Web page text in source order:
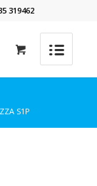
319462
S1P